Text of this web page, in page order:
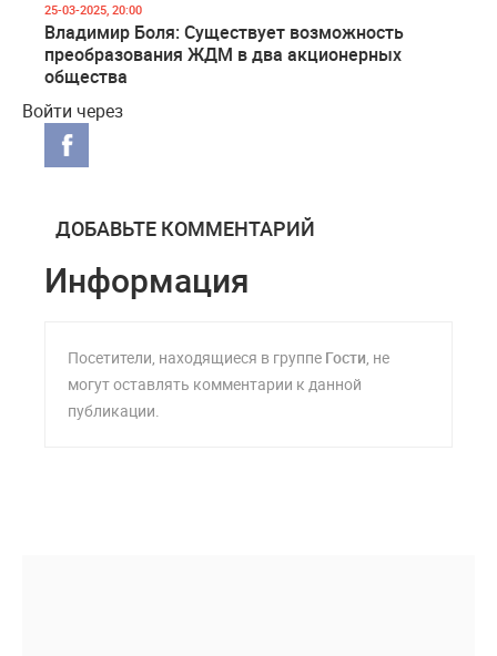
25-03-2025, 20:00
Владимир Боля: Существует возможность
преобразования ЖДМ в два акционерных
общества
Войти через
ДОБАВЬТЕ КОММЕНТАРИЙ
Информация
Посетители, находящиеся в группе Гости, не
могут оставлять комментарии к данной
публикации.